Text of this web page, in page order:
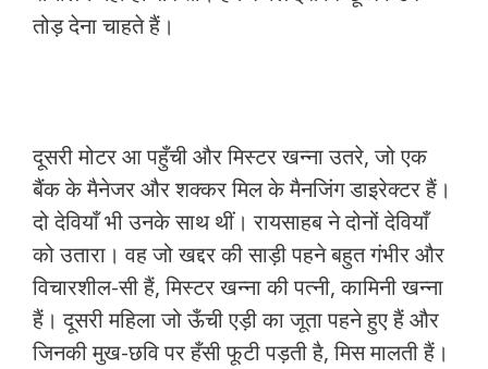
तोड़ देना चाहते हैं।
दूसरी मोटर आ पहुँची और मिस्टर खन्ना उतरे, जो एक
बैंक के मैनेजर और शक्कर मिल के मैनजिंग डाइरेक्टर हैं।
दो देवियाँ भी उनके साथ थीं। रायसाहब ने दोनों देवियाँ
को उतारा। वह जो खद्दर की साड़ी पहने बहुत गंभीर और
विचारशील-सी हैं, मिस्टर खन्ना की पत्नी, कामिनी खन्ना
हैं। दूसरी महिला जो ऊँची एड़ी का जूता पहने हुए हैं और
जिनकी मुख-छवि पर हँसी फूटी पड़ती है, मिस मालती हैं।